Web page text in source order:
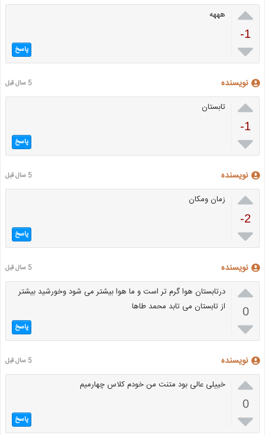

-1

هههه
پاسخ
نویسنده 5 سال قبل

-1

تابستان
پاسخ
نویسنده 5 سال قبل

-2

زمان ومکان
پاسخ
نویسنده 5 سال قبل

0

درتابستان هوا گرم تر است و ما هوا بیشتر می شود وخورشید بیشتر
از تابستان می تابد محمد طاها
پاسخ
نویسنده 5 سال قبل

0

خییلی عالی بود متنت من خودم کلاس چهارمیم
پاسخ